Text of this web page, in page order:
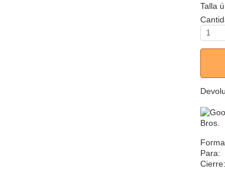
Talla
Para:
Cierre: